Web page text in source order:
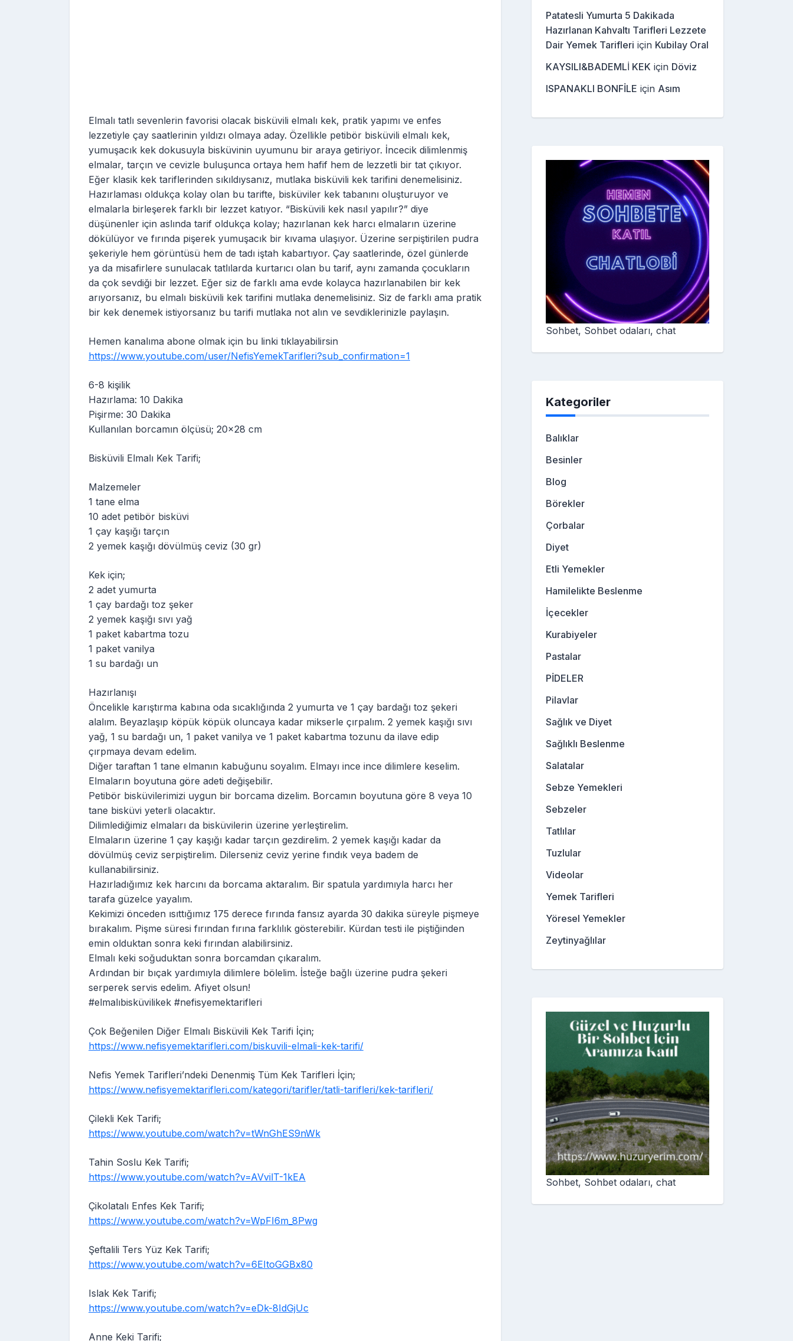
Elmalı tatlı sevenlerin favorisi olacak bisküvili elmalı kek, pratik yapımı ve enfes
lezzetiyle çay saatlerinin yıldızı olmaya aday. Özellikle petibör bisküvili elmalı kek,
yumuşacık kek dokusuyla bisküvinin uyumunu bir araya getiriyor. İncecik dilimlenmiş
elmalar, tarçın ve cevizle buluşunca ortaya hem hafif hem de lezzetli bir tat çıkıyor.
Eğer klasik kek tariflerinden sıkıldıysanız, mutlaka bisküvili kek tarifini denemelisiniz.
Hazırlaması oldukça kolay olan bu tarifte, bisküviler kek tabanını oluşturuyor ve
elmalarla birleşerek farklı bir lezzet katıyor. “Bisküvili kek nasıl yapılır?” diye
düşünenler için aslında tarif oldukça kolay; hazırlanan kek harcı elmaların üzerine
dökülüyor ve fırında pişerek yumuşacık bir kıvama ulaşıyor. Üzerine serpiştirilen pudra
şekeriyle hem görüntüsü hem de tadı iştah kabartıyor. Çay saatlerinde, özel günlerde
ya da misafirlere sunulacak tatlılarda kurtarıcı olan bu tarif, aynı zamanda çocukların
da çok sevdiği bir lezzet. Eğer siz de farklı ama evde kolayca hazırlanabilen bir kek
arıyorsanız, bu elmalı bisküvili kek tarifini mutlaka denemelisiniz. Siz de farklı ama pratik
bir kek denemek istiyorsanız bu tarifi mutlaka not alın ve sevdiklerinizle paylaşın.
Hemen kanalıma abone olmak için bu linki tıklayabilirsin
https://www.youtube.com/user/NefisYemekTarifleri?sub_confirmation=1
6-8 kişilik
Hazırlama: 10 Dakika
Pişirme: 30 Dakika
Kullanılan borcamın ölçüsü; 20×28 cm
Bisküvili Elmalı Kek Tarifi;
Malzemeler
1 tane elma
10 adet petibör bisküvi
1 çay kaşığı tarçın
2 yemek kaşığı dövülmüş ceviz (30 gr)
Kek için;
2 adet yumurta
1 çay bardağı toz şeker
2 yemek kaşığı sıvı yağ
1 paket kabartma tozu
1 paket vanilya
1 su bardağı un
Hazırlanışı
Öncelikle karıştırma kabına oda sıcaklığında 2 yumurta ve 1 çay bardağı toz şekeri
alalım. Beyazlaşıp köpük köpük oluncaya kadar mikserle çırpalım. 2 yemek kaşığı sıvı
yağ, 1 su bardağı un, 1 paket vanilya ve 1 paket kabartma tozunu da ilave edip
çırpmaya devam edelim.
Diğer taraftan 1 tane elmanın kabuğunu soyalım. Elmayı ince ince dilimlere keselim.
Elmaların boyutuna göre adeti değişebilir.
Petibör bisküvilerimizi uygun bir borcama dizelim. Borcamın boyutuna göre 8 veya 10
tane bisküvi yeterli olacaktır.
Dilimlediğimiz elmaları da bisküvilerin üzerine yerleştirelim.
Elmaların üzerine 1 çay kaşığı kadar tarçın gezdirelim. 2 yemek kaşığı kadar da
dövülmüş ceviz serpiştirelim. Dilerseniz ceviz yerine fındık veya badem de
kullanabilirsiniz.
Hazırladığımız kek harcını da borcama aktaralım. Bir spatula yardımıyla harcı her
tarafa güzelce yayalım.
Kekimizi önceden ısıttığımız 175 derece fırında fansız ayarda 30 dakika süreyle pişmeye
bırakalım. Pişme süresi fırından fırına farklılık gösterebilir. Kürdan testi ile piştiğinden
emin olduktan sonra keki fırından alabilirsiniz.
Elmalı keki soğuduktan sonra borcamdan çıkaralım.
Ardından bir bıçak yardımıyla dilimlere bölelim. İsteğe bağlı üzerine pudra şekeri
serperek servis edelim. Afiyet olsun!
#elmalıbisküvilikek #nefisyemektarifleri
Çok Beğenilen Diğer Elmalı Bisküvili Kek Tarifi İçin;
https://www.nefisyemektarifleri.com/biskuvili-elmali-kek-tarifi/
Nefis Yemek Tarifleri’ndeki Denenmiş Tüm Kek Tarifleri İçin;
https://www.nefisyemektarifleri.com/kategori/tarifler/tatli-tarifleri/kek-tarifleri/
Çilekli Kek Tarifi;
https://www.youtube.com/watch?v=tWnGhES9nWk
Tahin Soslu Kek Tarifi;
https://www.youtube.com/watch?v=AVvilT-1kEA
Çikolatalı Enfes Kek Tarifi;
https://www.youtube.com/watch?v=WpFI6m_8Pwg
Şeftalili Ters Yüz Kek Tarifi;
https://www.youtube.com/watch?v=6EItoGGBx80
Islak Kek Tarifi;
https://www.youtube.com/watch?v=eDk-8IdGjUc
Anne Keki Tarifi;
Patatesli Yumurta 5 Dakikada
Hazırlanan Kahvaltı Tarifleri Lezzete
Dair Yemek Tarifleri için Kubilay Oral
KAYSILI&BADEMLİ KEK için Döviz
ISPANAKLI BONFİLE için Asım
Sohbet, Sohbet odaları, chat
Kategoriler
Balıklar
Besinler
Blog
Börekler
Çorbalar
Diyet
Etli Yemekler
Hamilelikte Beslenme
İçecekler
Kurabiyeler
Pastalar
PİDELER
Pilavlar
Sağlık ve Diyet
Sağlıklı Beslenme
Salatalar
Sebze Yemekleri
Sebzeler
Tatlılar
Tuzlular
Videolar
Yemek Tarifleri
Yöresel Yemekler
Zeytinyağlılar
Sohbet, Sohbet odaları, chat